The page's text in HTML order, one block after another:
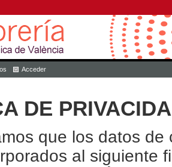
Acceder
DE
que los datos
al siguiente